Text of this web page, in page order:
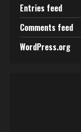
Entries feed
Comments feed
WordPress.org